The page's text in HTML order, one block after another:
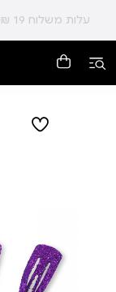
עלות משלוח 19 ₪ | משלוח חינם עד הבית בכל קנייה מעל 99 ₪